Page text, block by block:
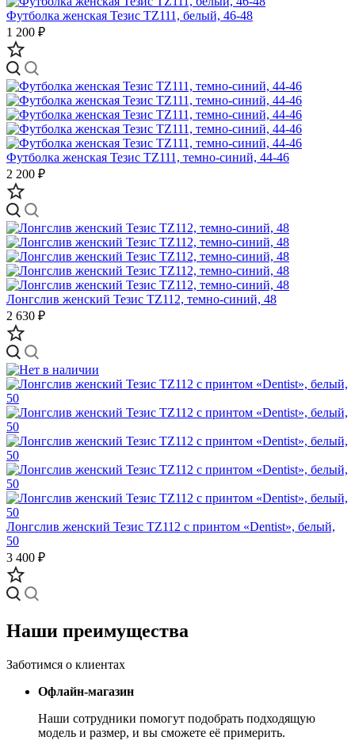
Футболка женская Тезис TZ111, белый, 46-48
1 200 ₽
Футболка женская Тезис TZ111, темно-синий, 44-46
2 200 ₽
Лонгслив женский Тезис TZ112, темно-синий, 48
2 630 ₽
Лонгслив женский Тезис TZ112 с принтом «Dentist», белый,
50
3 400 ₽
Наши преимущества
Заботимся о клиентах
Офлайн-магазин
Наши сотрудники помогут подобрать подходящую
модель и размер, и вы сможете её примерить.